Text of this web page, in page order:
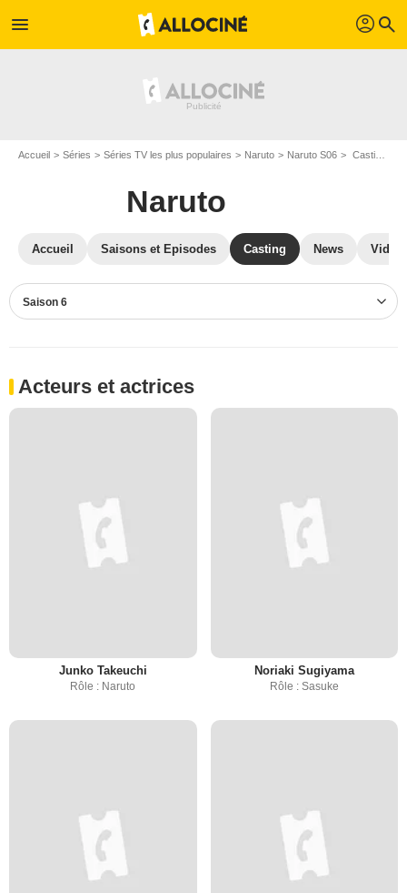
menu profil search
Accueil Séries Séries TV les plus populaires Naruto Naruto S06 Casting Naruto S06
Naruto
Accueil Saisons et Episodes Casting News
Saison 6
Acteurs et actrices
Junko Takeuchi
Rôle : Naruto
Noriaki Sugiyama
Rôle : Sasuke